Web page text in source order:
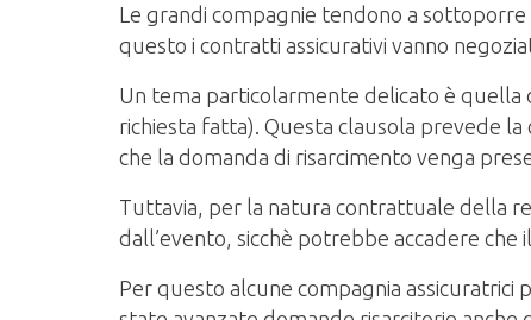
Le grandi compagnie tendono a sottoporre
questo i contratti assicurativi vanno
Un tema particolarmente delicato è
richiesta fatta). Questa clausola prevede la
che la domanda di risarcimento venga
Tuttavia, per la natura contrattuale della
dall’evento, sicchè potrebbe accadere che
Per questo alcune compagnia assicuratrici